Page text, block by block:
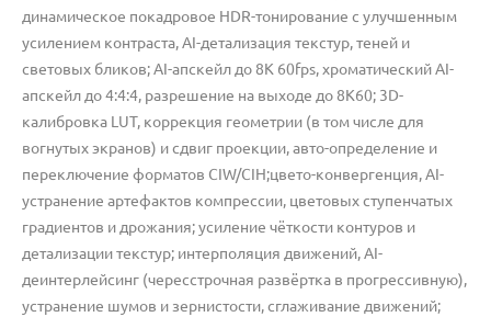
динамическое покадровое HDR-тонирование с улучшенным
усилением контраста, AI-детализация текстур, теней и
световых бликов; AI-апскейл до 8K 60fps, хроматический AI-
апскейл до 4:4:4, разрешение на выходе до 8K60; 3D-
калибровка LUT, коррекция геометрии (в том числе для
вогнутых экранов) и сдвиг проекции, авто-определение и
переключение форматов CIW/CIH;цвето-конвергенция, AI-
устранение артефактов компрессии, цветовых ступенчатых
градиентов и дрожания; усиление чёткости контуров и
детализации текстур; интерполяция движений, AI-
деинтерлейсинг (чересстрочная развёртка в прогрессивную),
устранение шумов и зернистости, сглаживание движений;